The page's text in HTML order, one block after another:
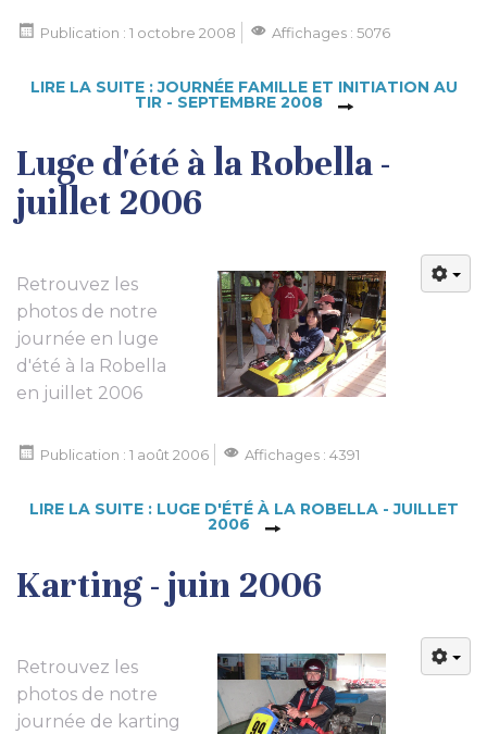
Publication : 1 octobre 2008 Affichages : 5076
LIRE LA SUITE : JOURNÉE FAMILLE ET INITIATION AU
TIR - SEPTEMBRE 2008
Luge d'été à la Robella -
juillet 2006
Retrouvez les
photos de notre
journée en luge
d'été à la Robella
en juillet 2006
Publication : 1 août 2006 Affichages : 4391
LIRE LA SUITE : LUGE D'ÉTÉ À LA ROBELLA - JUILLET
2006
Karting - juin 2006
Retrouvez les
photos de notre
journée de karting